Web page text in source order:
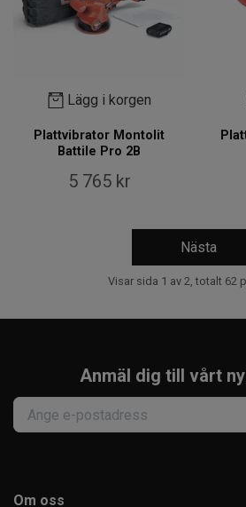
Lägg i korgen
Plattvibrator Montolit
Battile Pro 2B
5 765 kr
Nästa
Visar sida 1 av 2, totalt 62
Anmäl dig till vårt
Om oss